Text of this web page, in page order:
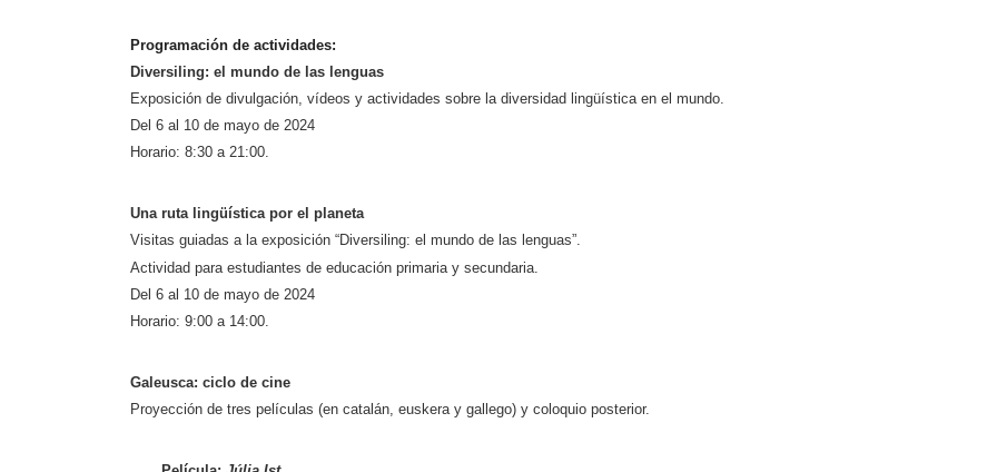
Programación de actividades:
Diversiling: el mundo de las lenguas
Exposición de divulgación, vídeos y actividades sobre la diversidad lingüística en el mundo.
Del 6 al 10 de mayo de 2024
Horario: 8:30 a 21:00.
Una ruta lingüística por el planeta
Visitas guiadas a la exposición “Diversiling: el mundo de las lenguas”.
Actividad para estudiantes de educación primaria y secundaria.
Del 6 al 10 de mayo de 2024
Horario: 9:00 a 14:00.
Galeusca: ciclo de cine
Proyección de tres películas (en catalán, euskera y gallego) y coloquio posterior.